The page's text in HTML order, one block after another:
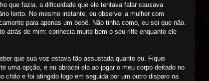
que fazia, a dificuldade que ele tentava falar causava
lento. No mesmo instante, eu observei a mulher com
para apenas um bebê. Não tinha como, eu sei que não.
atrás de mim: conhecia muito bem o seu rifle enquanto ele
que sua voz estava tão assustada quanto eu. Fiquei
uma opção, e eu abracei ela ao jogar o meu corpo deitado no
chão e foi atingido logo em seguida por um outro disparo na